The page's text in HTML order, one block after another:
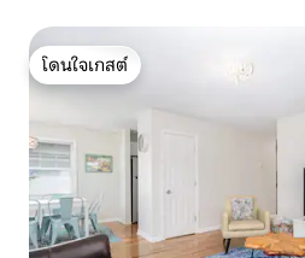
โดนใจเกสต์
โดนใจเกสต์